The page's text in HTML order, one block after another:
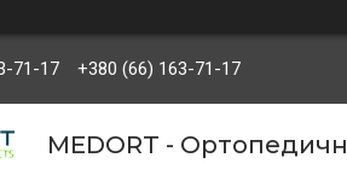
71-17 +380 (66) 163-71-17
MEDORT -